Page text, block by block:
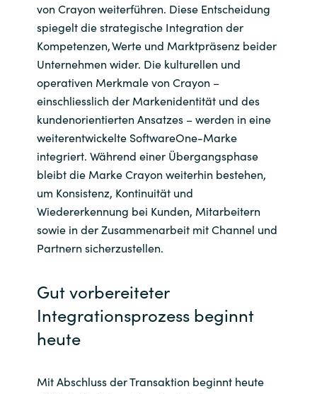
von Crayon weiterführen. Diese Entscheidung
spiegelt die strategische Integration der
Kompetenzen, Werteund Marktpräsenz beider
Unternehmen wider. Die kulturellen und
operativen Merkmale von Crayon –
einschliesslich der Markenidentität und des
kundenorientierten Ansatzes – werden in eine
weiterentwickelte SoftwareOne-Marke
integriert. Während einer Übergangsphase
bleibt die Marke Crayon weiterhin bestehen,
um Konsistenz, Kontinuität und
Wiedererkennung bei Kunden, Mitarbeitern
sowie in der Zusammenarbeit mit Channel und
Partnern sicherzustellen.
Gut vorbereiteter
Integrationsprozess beginnt
heute
Mit Abschluss der Transaktion beginnt heute